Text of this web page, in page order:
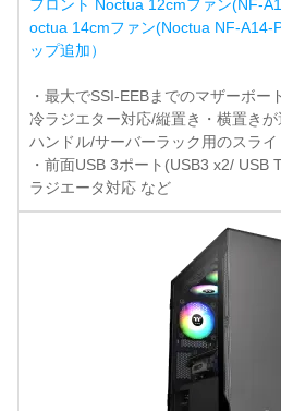
フロント Noctua 12cmファン(NF-
octua 14cmファン(Noctua NF-A14-
ップ追加）
・最大でSSI-EEBまでのマザーボ
冷ラジエター対応/縦置き・横置き
ハンドル/サーバーラック用のスラ
・前面USB 3ポート(USB3 x2/ USB
ラジエータ対応 など